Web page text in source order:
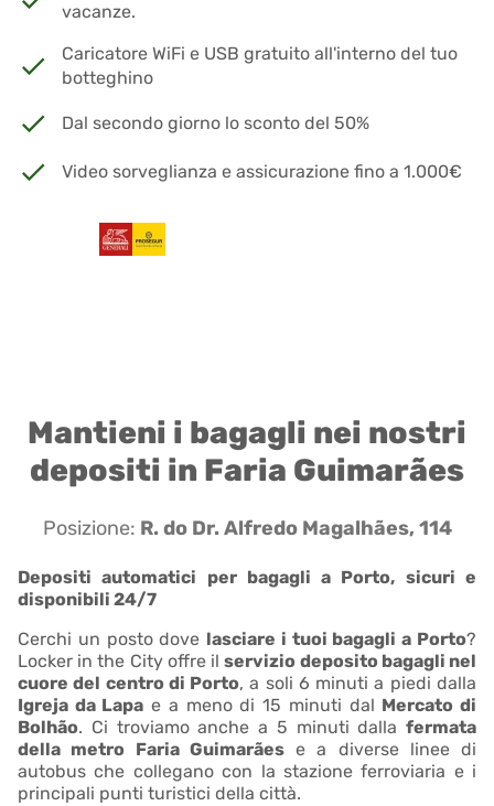
vacanze.
Caricatore WiFi e USB gratuito all'interno del tuo
botteghino
Dal secondo giorno lo sconto del 50%
Video sorveglianza e assicurazione fino a 1.000€
Mantieni i bagagli nei nostri
depositi in Faria Guimarães
Posizione: R. do Dr. Alfredo Magalhães, 114
Depositi automatici per bagagli a Porto, sicuri e
disponibili 24/7
Cerchi un posto dove lasciare i tuoi bagagli a Porto?
Locker in the City offre ilservizio deposito bagagli nel
cuore del centro di Porto, a soli 6 minuti a piedi dalla
Igreja da Lapa e a meno di 15 minuti dal Mercato di
Bolhão. Ci troviamo anche a 5 minuti dalla fermata
della metro Faria Guimarãese a diverse linee di
autobus che collegano con la stazione ferroviaria e i
principali punti turistici della città.